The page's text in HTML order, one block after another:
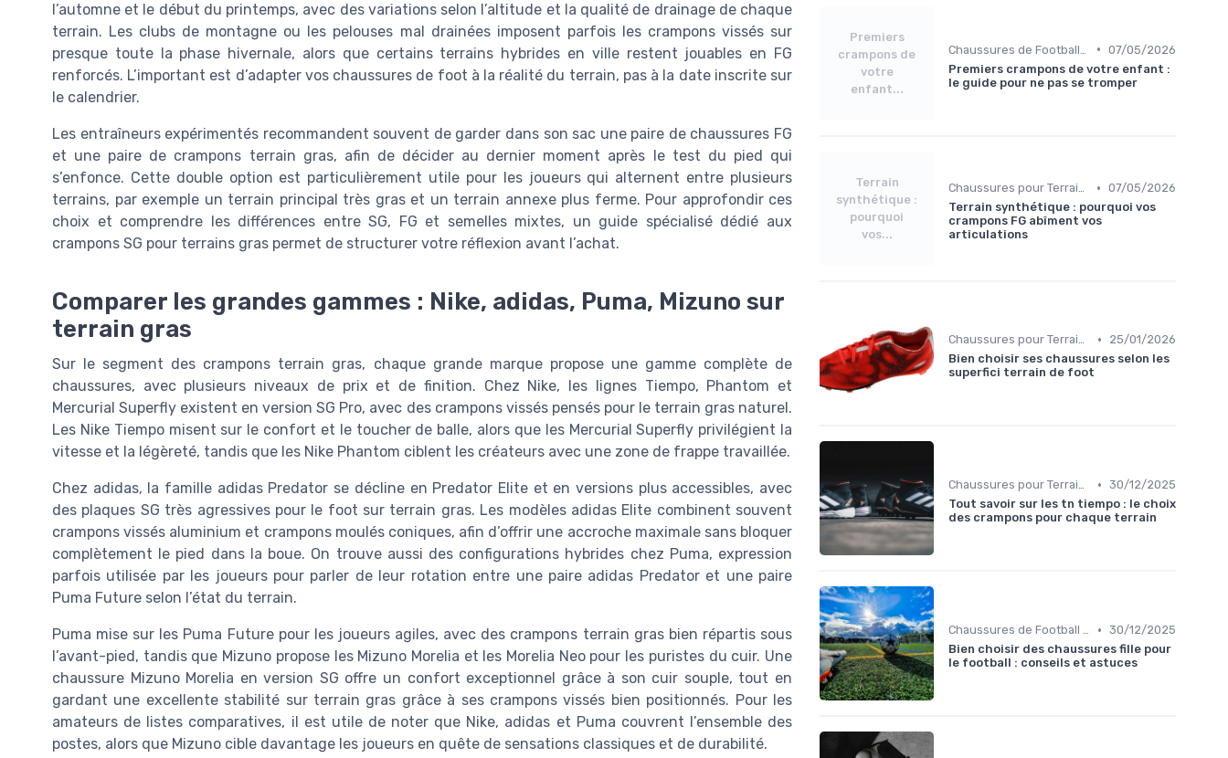
l’automne et le début du printemps, avec des variations selon l’altitude et la qualité de drainage de chaque
terrain. Les clubs de montagne ou les pelouses mal drainées imposent parfois les crampons vissés sur
presque toute la phase hivernale, alors que certains terrains hybrides en ville restent jouables en FG
renforcés. L’important est d’adapter vos chaussures de foot à la réalité du terrain, pas à la date inscrite sur
le calendrier.
Les entraîneurs expérimentés recommandent souvent de garder dans son sac une paire de chaussures FG
et une paire de crampons terrain gras, afin de décider au dernier moment après le test du pied qui
s’enfonce. Cette double option est particulièrement utile pour les joueurs qui alternent entre plusieurs
terrains, par exemple un terrain principal très gras et un terrain annexe plus ferme. Pour approfondir ces
choix et comprendre les différences entre SG, FG et semelles mixtes, un guide spécialisé dédié aux
crampons SG pour terrains gras permet de structurer votre réflexion avant l’achat.
Comparer les grandes gammes : Nike, adidas, Puma, Mizuno sur
terrain gras
Sur le segment des crampons terrain gras, chaque grande marque propose une gamme complète de
chaussures, avec plusieurs niveaux de prix et de finition. Chez Nike, les lignes Tiempo, Phantom et
Mercurial Superfly existent en version SG Pro, avec des crampons vissés pensés pour le terrain gras naturel.
Les Nike Tiempo misent sur le confort et le toucher de balle, alors que les Mercurial Superfly privilégient la
vitesse et la légèreté, tandis que les Nike Phantom ciblent les créateurs avec une zone de frappe travaillée.
Chez adidas, la famille adidas Predator se décline en Predator Elite et en versions plus accessibles, avec
des plaques SG très agressives pour le foot sur terrain gras. Les modèles adidas Elite combinent souvent
crampons vissés aluminium et crampons moulés coniques, afin d’offrir une accroche maximale sans bloquer
complètement le pied dans la boue. On trouve aussi des configurations hybrides chez Puma, expression
parfois utilisée par les joueurs pour parler de leur rotation entre une paire adidas Predator et une paire
Puma Future selon l’état du terrain.
Puma mise sur les Puma Future pour les joueurs agiles, avec des crampons terrain gras bien répartis sous
l’avant-pied, tandis que Mizuno propose les Mizuno Morelia et les Morelia Neo pour les puristes du cuir. Une
chaussure Mizuno Morelia en version SG offre un confort exceptionnel grâce à son cuir souple, tout en
gardant une excellente stabilité sur terrain gras grâce à ses crampons vissés bien positionnés. Pour les
amateurs de listes comparatives, il est utile de noter que Nike, adidas et Puma couvrent l’ensemble des
postes, alors que Mizuno cible davantage les joueurs en quête de sensations classiques et de durabilité.
Premiers
crampons de
votre
enfant...
• 07/05/2026
Premiers crampons de votre enfant :
le guide pour ne pas se tromper
Terrain
synthétique :
pourquoi
vos...
Chaussures pour Terrains Synthétiques • 07/05/2026
Terrain synthétique : pourquoi vos
crampons FG abîment vos
articulations
Chaussures pour Terrains Secs •
25/01/2026
Bien choisir ses chaussures selon les
superfici terrain de foot
Chaussures pour Terrains Gras • 30/12/2025
Tout savoir sur les tn tiempo : le choix
des crampons pour chaque terrain
Chaussures de Football pour Enfants • 30/12/2025
Bien choisir des chaussures fille pour
le football : conseils et astuces